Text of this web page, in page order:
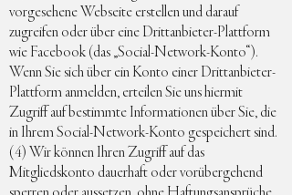
vorgesehene Webseite erstellen und darauf
zugreifen oder über eine Drittanbieter-Plattform
wie Facebook (das „Social-Network-Konto“).
Wenn Sie sich über ein Konto einer Drittanbieter-
Plattform anmelden, erteilen Sie uns hiermit
Zugriff auf bestimmte Informationen über Sie, die
in Ihrem Social-Network-Konto gespeichert sind.
(4) Wir können Ihren Zugriff auf das
Mitgliedskonto dauerhaft oder vorübergehend